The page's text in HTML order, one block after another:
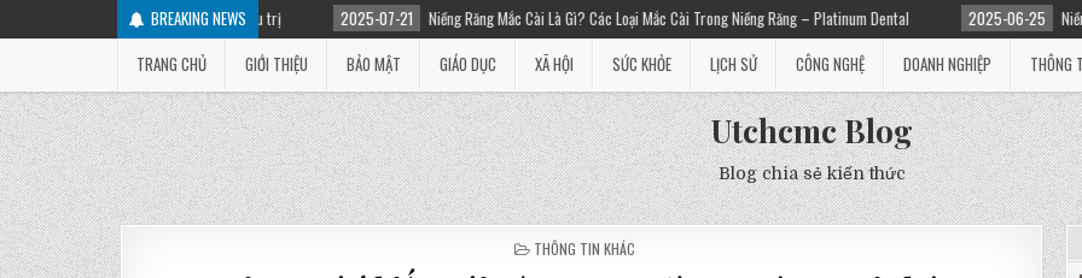
BREAKING NEWS
nhân và cách điều trị 2025-07-21 Niềng Răng Mắc Cài Là Gì? Các Loại Mắc Cài Trong Niềng Răng – Platinum Dental 2025-06-25 Niềng răng giá bao
TRANG CHỦ
GIỚI THIỆU BẢO MẬT GIÁO DỤC XÃ HỘI SỨC KHỎE LỊCH SỬ CÔNG NGHỆ DOANH NGHIỆP THÔNG
Utchcmc Blog
Blog chia sẻ kiến thức
POSTED
THÔNG TIN KHÁC